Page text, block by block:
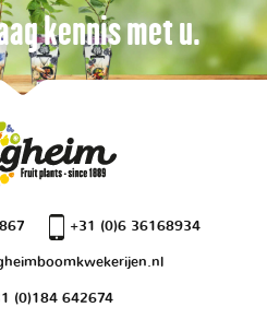
kennis met u.
+31 (0)6 36168934
(0)184 642674